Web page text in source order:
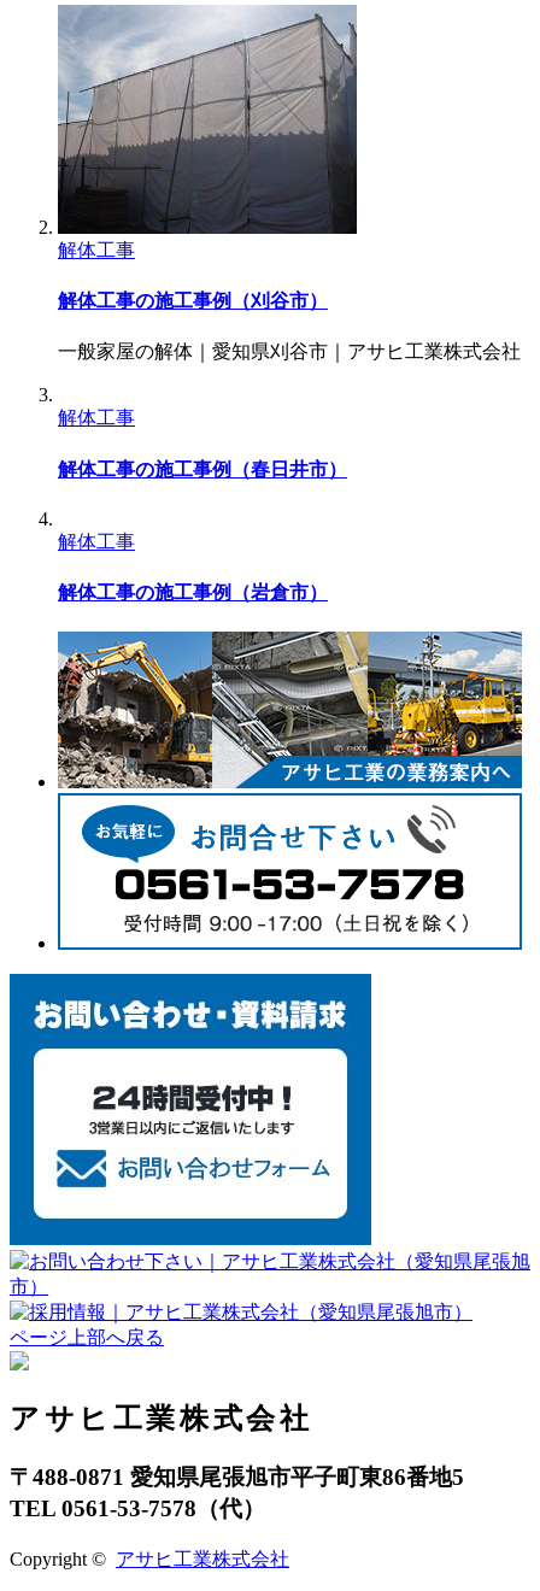
解体工事
解体工事の施工事例（刈谷市）
一般家屋の解体｜愛知県刈谷市｜アサヒ工業株式会社
解体工事
解体工事の施工事例（春日井市）
解体工事
解体工事の施工事例（岩倉市）
ページ上部へ戻る
アサヒ工業株式会社
〒488-0871 愛知県尾張旭市平子町東86番地5
TEL 0561-53-7578（代）
Copyright © アサヒ工業株式会社